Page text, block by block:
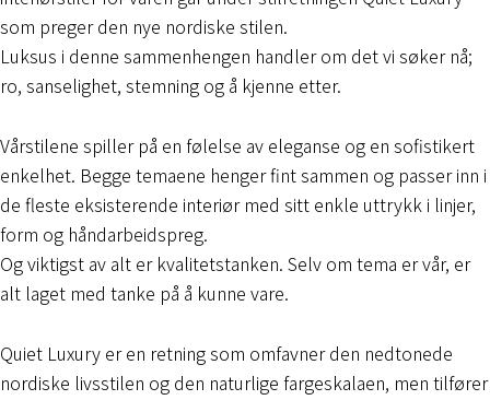
som preger den nye nordiske stilen.
Luksus i denne sammenhengen handler om det vi søker nå;
ro, sanselighet, stemning og å kjenne etter.
Vårstilene spiller på en følelse av eleganse og en sofistikert
enkelhet. Begge temaene henger fint sammen og passer inn i
de fleste eksisterende interiør med sitt enkle uttrykk i linjer,
form og håndarbeidspreg.
Og viktigst av alt er kvalitetstanken. Selv om tema er vår, er
alt laget med tanke på å kunne vare.
Quiet Luxury er en retning som omfavner den nedtonede
nordiske livsstilen og den naturlige fargeskalaen, men tilfører